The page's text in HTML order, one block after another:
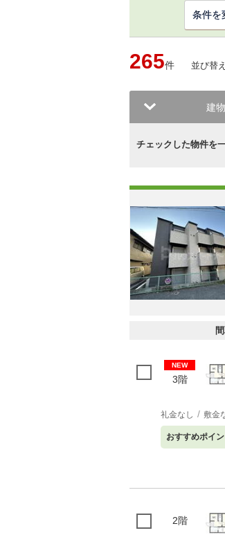
条件を
265件 並び替え
建
チェックした物件を
NEW
3階
礼金なし 敷金
おすすめポイン
2階